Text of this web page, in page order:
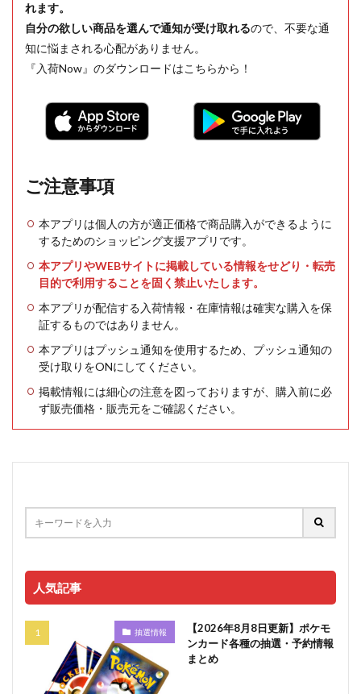
れます。
自分の欲しい商品を選んで通知が受け取れるので、不要な通
知に悩まされる心配がありません。
『入荷Now』のダウンロードはこちらから！
ご注意事項
本アプリは個人の方が適正価格で商品購入ができるように
するためのショッピング支援アプリです。
本アプリやWEBサイトに掲載している情報をせどり・転売
目的で利用することを固く禁止いたします。
本アプリが配信する入荷情報・在庫情報は確実な購入を保
証するものではありません。
本アプリはプッシュ通知を使用するため、プッシュ通知の
受け取りをONにしてください。
掲載情報には細心の注意を図っておりますが、購入前に必
ず販売価格・販売元をご確認ください。
人気記事
抽選情報
【2026年8月8日更新】ポケモ
ンカード各種の抽選・予約情報
まとめ